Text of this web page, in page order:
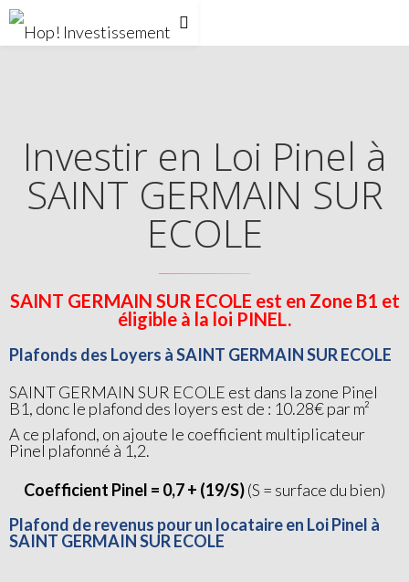
Investir en Loi Pinel à
SAINT GERMAIN SUR
ECOLE
SAINT GERMAIN SUR ECOLE est en Zone B1 et
éligible à la loi PINEL.
Plafonds des Loyers à SAINT GERMAIN SUR ECOLE
SAINT GERMAIN SUR ECOLE est dans la zone Pinel
B1, donc le plafond des loyers est de : 10.28€ par m²
A ce plafond, on ajoute le coefficient multiplicateur
Pinel plafonné à 1,2.
Coefficient Pinel = 0,7 + (19/S)(S = surface du bien)
Plafond de revenus pour un locataire en Loi Pinel à
SAINT GERMAIN SUR ECOLE